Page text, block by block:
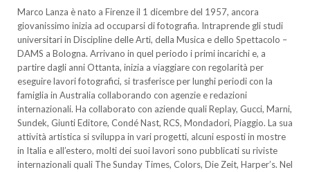
Marco Lanza è nato a Firenze il 1 dicembre del 1957, ancora
giovanissimo inizia ad occuparsi di fotografia. Intraprende gli studi
universitari in Discipline delle Arti, della Musica e dello Spettacolo –
DAMS a Bologna. Arrivano in quel periodo i primi incarichi e, a
partire dagli anni Ottanta, inizia a viaggiare con regolarità per
eseguire lavori fotografici, si trasferisce per lunghi periodi con la
famiglia in Australia collaborando con agenzie e redazioni
internazionali. Ha collaborato con aziende quali Replay, Gucci, Marni,
Sundek, Giunti Editore, Condé Nast, RCS, Mondadori, Piaggio. La sua
attività artistica si sviluppa in vari progetti, alcuni esposti in mostre
in Italia e all’estero, molti dei suoi lavori sono pubblicati su riviste
internazionali quali The Sunday Times, Colors, Die Zeit, Harper’s. Nel